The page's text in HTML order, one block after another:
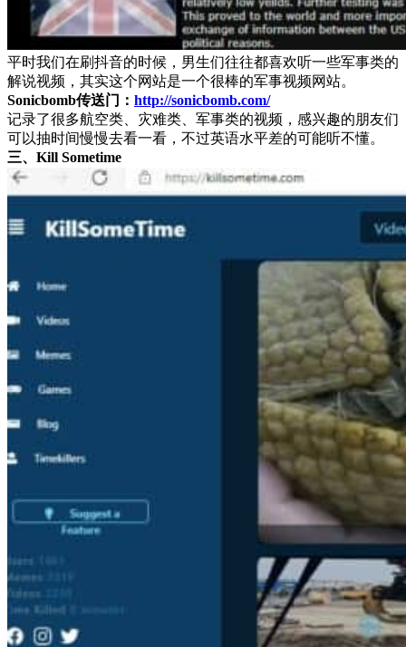
平时我们在刷抖音的时候，男生们往往都喜欢听一些军事类的
解说视频，其实这个网站是一个很棒的军事视频网站。
Sonicbomb传送门： http://sonicbomb.com/
记录了很多航空类、灾难类、军事类的视频，感兴趣的朋友们
可以抽时间慢慢去看一看，不过英语水平差的可能听不懂。
三、Kill Sometime